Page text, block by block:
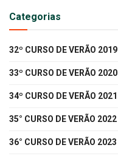
Categorias
32º CURSO DE VERÃO 2019
33º CURSO DE VERÃO 2020
34º CURSO DE VERÃO 2021
35° CURSO DE VERÃO 2022
36° CURSO DE VERÃO 2023